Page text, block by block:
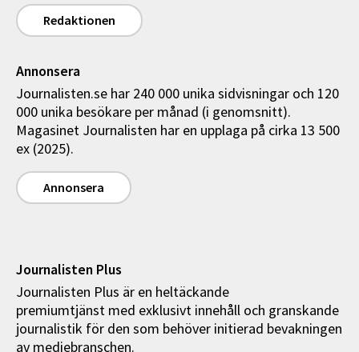
Redaktionen
Annonsera
Journalisten.se har 240 000 unika sidvisningar och 120
000 unika besökare per månad (i genomsnitt).
Magasinet Journalisten har en upplaga på cirka 13 500
ex (2025).
Annonsera
Journalisten Plus
Journalisten Plus är en heltäckande
premiumtjänst med exklusivt innehåll och granskande
journalistik för den som behöver initierad bevakningen
av mediebranschen.